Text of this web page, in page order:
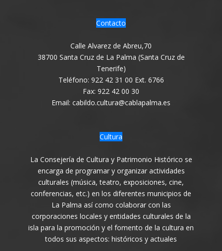
Contacto
Calle Alvarez de Abreu,70
38700 Santa Cruz de La Palma (Santa Cruz de
Tenerife)
Teléfono: 922 42 31 00 Ext. 6766
Fax: 922 42 00 30
Email: cabildo.cultura@cablapalma.es
Cultura
La Consejería de Cultura y Patrimonio Histórico se
encarga de programar y organizar actividades
culturales (música, teatro, exposiciones, cine,
conferencias, etc.) en los diferentes municipios de
La Palma así como colaborar con las
corporaciones locales y entidades culturales de la
isla para la promoción y el fomento de la cultura en
todos sus aspectos: históricos y actuales